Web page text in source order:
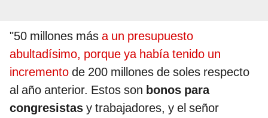
"50 millones más a un presupuesto
abultadísimo, porque ya había tenido un
incremento de 200 millones de soles respecto
al año anterior. Estos son bonos para
congresistas y trabajadores, y el señor